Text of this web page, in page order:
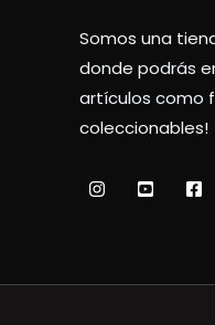
Somos una
donde podrás
artículos como
coleccionables!